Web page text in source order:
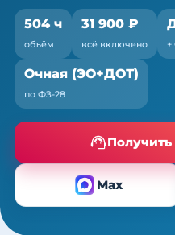
504 ч
объём
31 900 ₽
всё включено
Очная (ЭО+ДОТ)
по ФЗ-28
Max